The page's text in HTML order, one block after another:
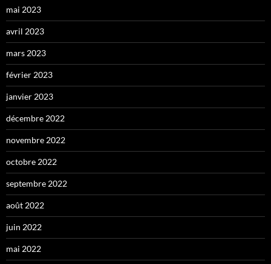
mai 2023
avril 2023
mars 2023
février 2023
janvier 2023
décembre 2022
novembre 2022
octobre 2022
septembre 2022
août 2022
juin 2022
mai 2022